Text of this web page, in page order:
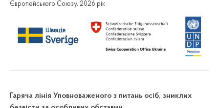
Європейського Союзу. 2026 рік
Гаряча лінія Уповноваженого з питань осіб, зниклих